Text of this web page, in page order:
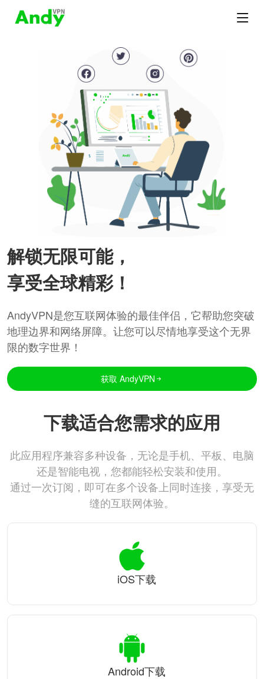
解锁无限可能，
享受全球精彩！
AndyVPN是您互联网体验的最佳伴侣，它帮助您突破
地理边界和网络屏障。让您可以尽情地享受这个无界
限的数字世界！
获取 AndyVPN
下载适合您需求的应用
此应用程序兼容多种设备，无论是手机、平板、电脑
还是智能电视，您都能轻松安装和使用。
通过一次订阅，即可在多个设备上同时连接，享受无
缝的互联网体验。
iOS下载
Android下载